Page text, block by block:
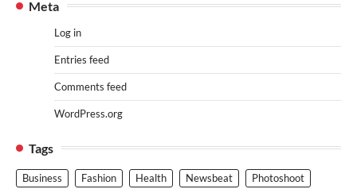
Meta
Log in
Entries feed
Comments feed
WordPress.org
Tags
Business Fashion Health Newsbeat
Photoshoot